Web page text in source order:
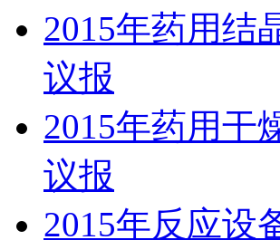
2015年药用结
议报
2015年药用干
议报
2015年反应设